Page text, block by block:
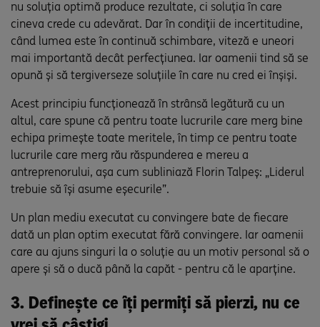
nu soluția optimă produce rezultate, ci soluția în care
cineva crede cu adevărat. Dar în condiții de incertitudine,
când lumea este în continuă schimbare, viteză e uneori
mai importantă decât perfecțiunea. Iar oamenii tind să se
opună și să tergiverseze soluțiile în care nu cred ei înșiși.
Acest principiu funcționează în strânsă legătură cu un
altul, care spune că pentru toate lucrurile care merg bine
echipa primește toate meritele, în timp ce pentru toate
lucrurile care merg rău răspunderea e mereu a
antreprenorului, așa cum subliniază Florin Talpeș: „Liderul
trebuie să își asume eșecurile”.
Un plan mediu executat cu convingere bate de fiecare
dată un plan optim executat fără convingere. Iar oamenii
care au ajuns singuri la o soluție au un motiv personal să o
apere și să o ducă până la capăt - pentru că le aparține.
3. Definește ce îți permiți să pierzi, nu ce